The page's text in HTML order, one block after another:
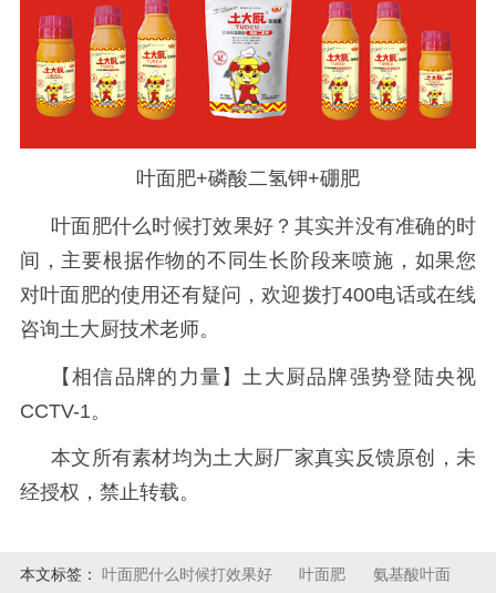
叶面肥+磷酸二氢钾+硼肥
叶面肥什么时候打效果好？其实并没有准确的时
间，主要根据作物的不同生长阶段来喷施， 如果您
对叶面肥的使用还有疑问，欢迎拨打400电话或在线
咨询土大厨技术老师。
【相信品牌的力量】土大厨品牌强势登陆央视
CCTV-1。
本文所有素材均为土大厨厂家真实反馈原创，未
经授权，禁止转载。
本文标签： 叶面肥什么时候打效果好 叶面肥 氨基酸叶面